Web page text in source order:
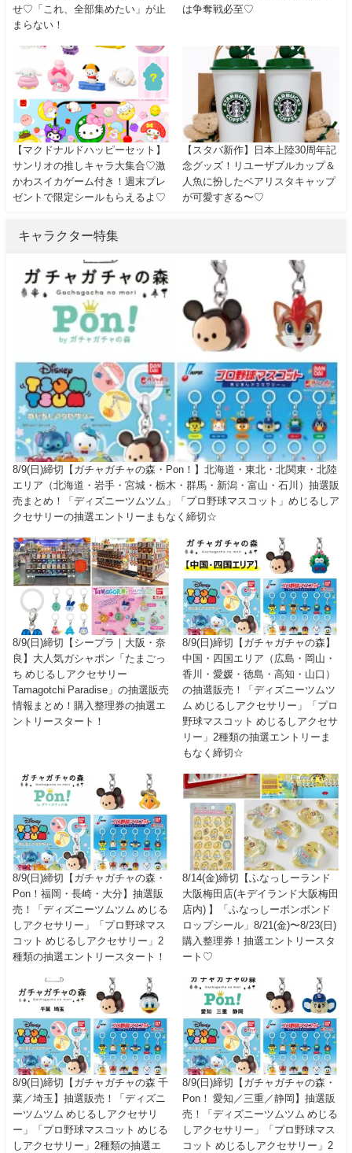
せ♡「これ、全部集めたい」が止
まらない！
は争奪戦必至♡
【マクドナルドハッピーセット】
サンリオの推しキャラ大集合♡激
かわスイカゲーム付き！週末プレ
ゼントで限定シールもらえるよ♡
【スタバ新作】日本上陸30周年記
念グッズ！リユーザブルカップ＆
人魚に扮したベアリスタキャップ
が可愛すぎる〜♡
キャラクター特集
8/9(日)締切【ガチャガチャの森・Pon！】北海道・東北・北関東・北陸
エリア（北海道・岩手・宮城・栃木・群馬・新潟・富山・石川）抽選販
売まとめ！「ディズニーツムツム」「プロ野球マスコット」めじるしア
クセサリーの抽選エントリーまもなく締切☆
8/9(日)締切【シープラ｜大阪・奈
良】大人気ガシャポン「たまごっ
ち めじるしアクセサリー
Tamagotchi Paradise」の抽選販売
情報まとめ！購入整理券の抽選エ
ントリースタート！
8/9(日)締切【ガチャガチャの森】
中国・四国エリア（広島・岡山・
香川・愛媛・徳島・高知・山口）
の抽選販売！「ディズニーツムツ
ム めじるしアクセサリー」「プロ
野球マスコット めじるしアクセサ
リー」2種類の抽選エントリーま
もなく締切☆
8/9(日)締切【ガチャガチャの森・
Pon！福岡・長崎・大分】抽選販
売！「ディズニーツムツム めじる
しアクセサリー」「プロ野球マス
コット めじるしアクセサリー」2
種類の抽選エントリースタート！
8/14(金)締切【ふなっしーランド
大阪梅田店(キデイランド大阪梅田
店内) 】「ふなっしーボンボンド
ロップシール」8/21(金)〜8/23(日)
購入整理券！抽選エントリースタ
ート♡
8/9(日)締切【ガチャガチャの森 千
葉／埼玉】抽選販売！「ディズニ
ーツムツム めじるしアクセサリ
ー」「プロ野球マスコット めじる
しアクセサリー」2種類の抽選エ
8/9(日)締切【ガチャガチャの森・
Pon！ 愛知／三重／静岡】抽選販
売！「ディズニーツムツム めじる
しアクセサリー」「プロ野球マス
コット めじるしアクセサリー」2